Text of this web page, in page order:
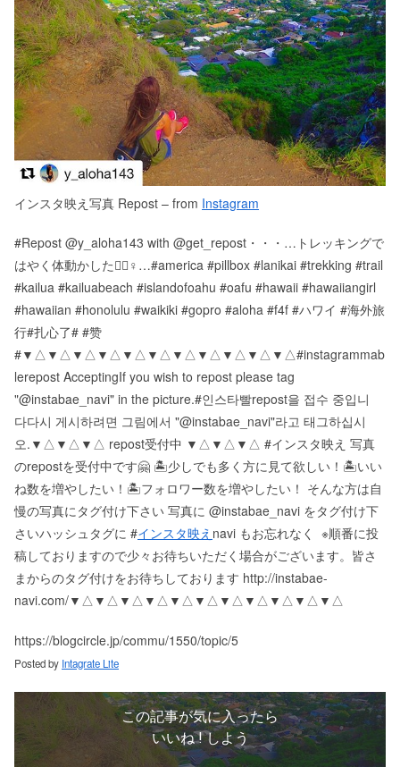
インスタ映え写真 Repost – from Instagram
#Repost @y_aloha143 with @get_repost・・・…トレッキングで
はやく体動かしたい🏽‍♀️…#america #pillbox #lanikai #trekking #trail
#kailua #kailuabeach #islandofoahu #oafu #hawaii #hawaiiangirl
#hawaiian #honolulu #waikiki #gopro #aloha #f4f #ハワイ #海外旅
行#扎心了# #赞
# ▼△▼△▼△▼△▼△▼△▼△▼△▼△▼△▼△ #instagrammab
le repost Accepting If you wish to repost please tag
"@instabae_navi" in the picture. #인스타빨 repost을 접수 중입니
다 다시 게시하려면 그림에서 "@instabae_navi"라고 태그하십시
오. ▼△▼△▼△ repost受付中 ▼△▼△▼△ #インスタ映え 写真
のrepostを受付中です🤗 🏝少しでも多く方に見て欲しい！ 🏝いい
ね数を増やしたい！ 🏝フォロワー数を増やしたい！ そんな方は自
慢の写真にタグ付け下さい 写真に @instabae_navi をタグ付け下
さい️ ハッシュタグに #インスタ映え navi もお忘れなく ️ ※順番に投
稿しておりますので少々お待ちいただく場合がございます。 皆さ
まからのタグ付けをお待ちしております http://instabae-
navi.com/ ▼△▼△▼△▼△▼△▼△▼△▼△▼△▼△▼△
https://blogcircle.jp/commu/1550/topic/5
Posted by Intagrate Lite
この記事が気に入ったら
いいね ! しよう